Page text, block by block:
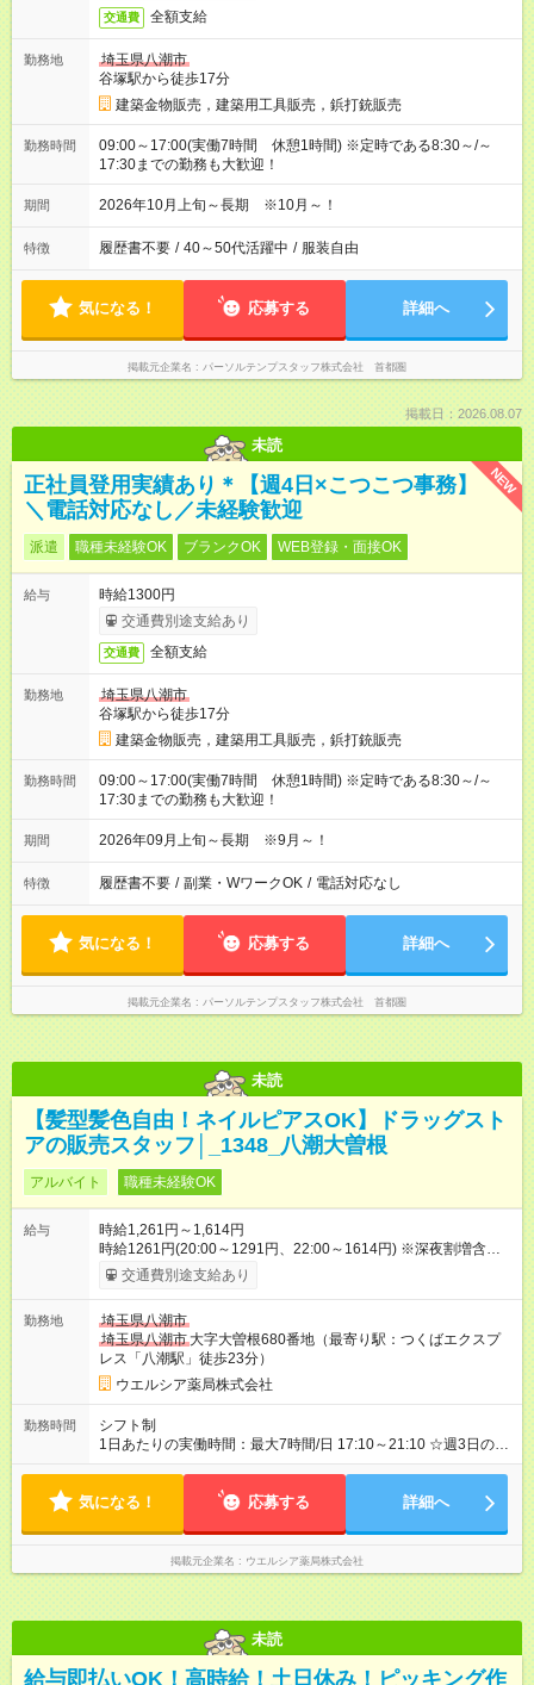
交通費 全額支給
勤務地
埼玉県八潮市
谷塚駅から徒歩17分
建築金物販売，建築用工具販売，鋲打銃販売
勤務時間
09:00～17:00(実働7時間 休憩1時間) ※定時である8:30～/～
17:30までの勤務も大歓迎！
期間 2026年10月上旬～長期 ※10月～！
特徴 履歴書不要 / 40～50代活躍中 / 服装自由
気になる！ 応募する 詳細へ
掲載元企業名 パーソルテンプスタッフ株式会社 首都圏
掲載日：2026.08.07
未読
NEW
正社員登用実績あり＊【週4日×こつこつ事務】
＼電話対応なし／未経験歓迎
派遣 職種未経験OK ブランクOK WEB登録・面接OK
給与
時給1300円
交通費別途支給あり
交通費 全額支給
勤務地
埼玉県八潮市
谷塚駅から徒歩17分
建築金物販売，建築用工具販売，鋲打銃販売
勤務時間
09:00～17:00(実働7時間 休憩1時間) ※定時である8:30～/～
17:30までの勤務も大歓迎！
期間 2026年09月上旬～長期 ※9月～！
特徴 履歴書不要 / 副業・WワークOK / 電話対応なし
気になる！ 応募する 詳細へ
掲載元企業名 パーソルテンプスタッフ株式会社 首都圏
未読
【髪型髪色自由！ネイルピアスOK】ドラッグスト
アの販売スタッフ│_1348_八潮大曽根
アルバイト 職種未経験OK
給与
時給1,261円～1,614円
時給1261円(20:00～1291円、22:00～1614円) ※深夜割増含む
※高校卒業以上 昇格に応じて＋20～200円昇給あり （大学生は
＋20円まで） ※高校生は対象外 試用期間あり：入社日から3ヶ
り 試用期間の長さ：3ヶ月 雇用形態、給与は本採用時と同じで
す。
交通費別途支給あり
勤務地
埼玉県八潮市
埼玉県八潮市 大字大曽根680番地（最寄り駅：つくばエクスプ
レス「八潮駅」徒歩23分）
ウエルシア薬局株式会社
勤務時間
シフト制
1日あたりの実働時間：最大7時間/日 17:10～21:10 ☆週3日の勤
務 17:10～24:10 ☆週3日の勤務 20:10～24:10 ☆週2日の勤務
気になる！ 応募する 詳細へ
掲載元企業名 ウエルシア薬局株式会社
未読
給与即払いOK！高時給！土日休み！ピッキング作